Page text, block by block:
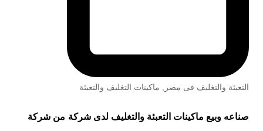
التعبئة والتغليف فى مصر , ماكينات التغليف والتعبئة
صناعه وبيع ماكينات التعبئة والتغليف لدى شركة من شركة